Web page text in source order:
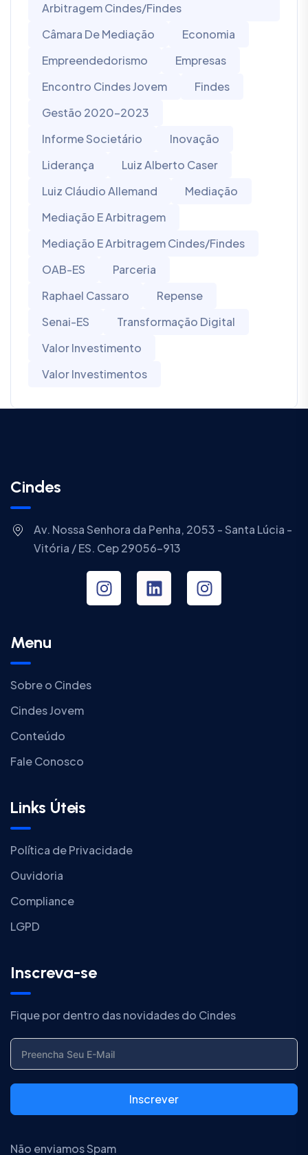
Arbitragem Cindes/Findes
Câmara De Mediação
Economia
Empreendedorismo
Empresas
Encontro Cindes Jovem
Findes
Gestão 2020-2023
Informe Societário
Inovação
Liderança
Luiz Alberto Caser
Luiz Cláudio Allemand
Mediação
Mediação E Arbitragem
Mediação E Arbitragem Cindes/Findes
OAB-ES
Parceria
Raphael Cassaro
Repense
Senai-ES
Transformação Digital
Valor Investimento
Valor Investimentos
Cindes
Av. Nossa Senhora da Penha, 2053 - Santa Lúcia -
Vitória / ES. Cep 29056-913
Menu
Sobre o Cindes
Cindes Jovem
Conteúdo
Fale Conosco
Links Úteis
Política de Privacidade
Ouvidoria
Compliance
LGPD
Inscreva-se
Fique por dentro das novidades do Cindes
Inscrever
Não enviamos Spam